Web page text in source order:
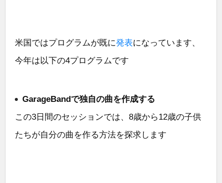
米国ではプログラムが既に発表になっています、
今年は以下の4プログラムです
GarageBandで独自の曲を作成する
この3日間のセッションでは、8歳から12歳の子供
たちが自分の曲を作る方法を探求します